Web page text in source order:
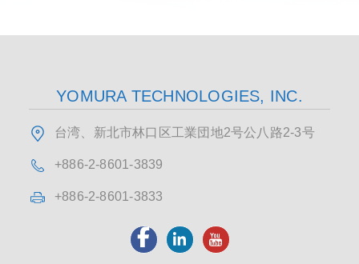
YOMURA TECHNOLOGIES, INC.
台湾、新北市林口区工業団地2号公八路2-3号
+886-2-8601-3839
+886-2-8601-3833